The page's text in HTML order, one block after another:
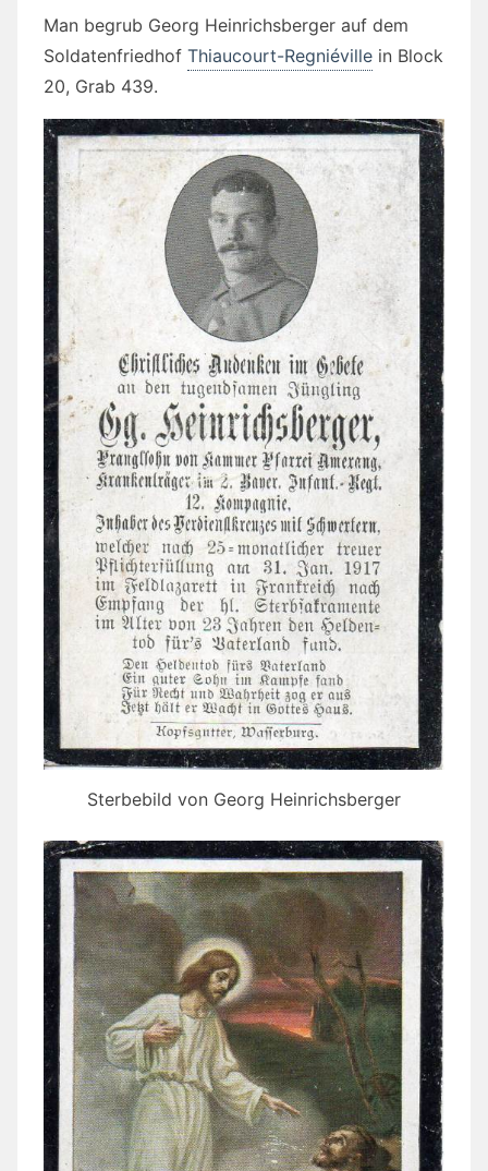
Man begrub Georg Heinrichsberger auf dem
Soldatenfriedhof Thiaucourt-Regniéville in Block
20, Grab 439.
Sterbebild von Georg Heinrichsberger